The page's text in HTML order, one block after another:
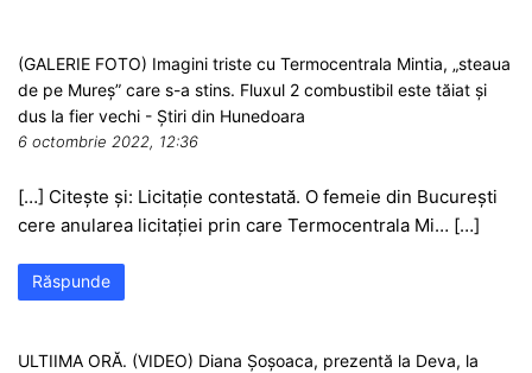
(GALERIE FOTO) Imagini triste cu Termocentrala Mintia, „steaua
de pe Mureș” care s-a stins. Fluxul 2 combustibil este tăiat și
dus la fier vechi - Știri din Hunedoara
6 octombrie 2022, 12:36
[…] Citește și: Licitație contestată. O femeie din București
cere anularea licitației prin care Termocentrala Mi… […]
Răspunde
ULTIIMA ORĂ. (VIDEO) Diana Șoșoaca, prezentă la Deva, la